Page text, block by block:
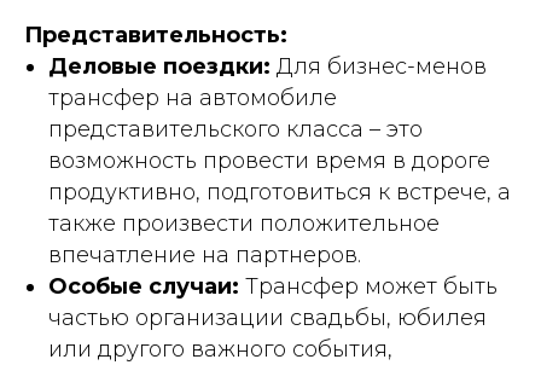
Представительность:
Деловые поездки: Для бизнес-менов
трансфер на автомобиле
представительского класса – это
возможность провести время в дороге
продуктивно, подготовиться к встрече, а
также произвести положительное
впечатление на партнеров.
Особые случаи: Трансфер может быть
частью организации свадьбы, юбилея
или другого важного события,